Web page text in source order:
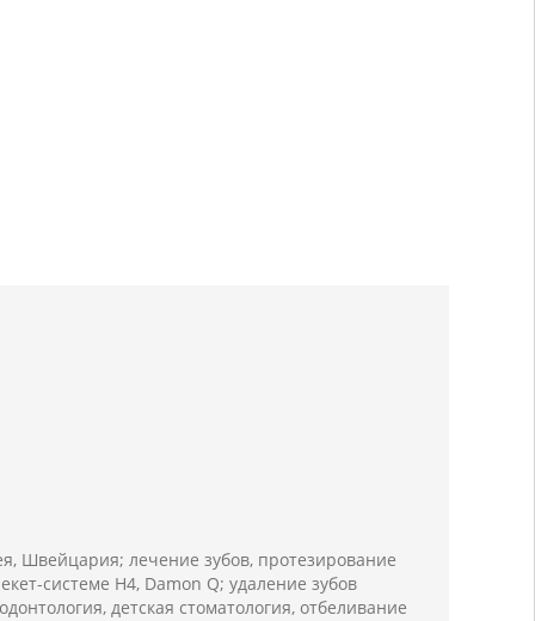
Швейцария; лечение зубов, протезирование
системе H4, Damon Q; удаление зубов
детская стоматология, отбеливание